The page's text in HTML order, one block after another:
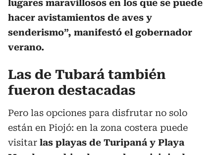
lugares maravillosos en los que se puede
hacer avistamientos de aves y
senderismo”, manifestó el gobernador
verano.
Las de Tubará también
fueron destacadas
Pero las opciones para disfrutar no solo
están en Piojó: en la zona costera puede
visitar las playas de Turipaná y Playa